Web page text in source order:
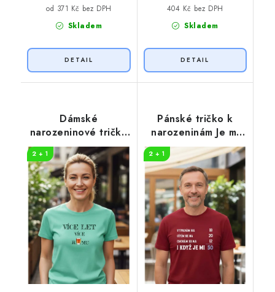
Skladem
od 371 Kč bez DPH
Skladem
404 Kč bez DPH
Dámské
narozeninové tričko
Více RUMU
2 + 1
Pánské tričko k
narozeninám Je mi
50
2 + 1